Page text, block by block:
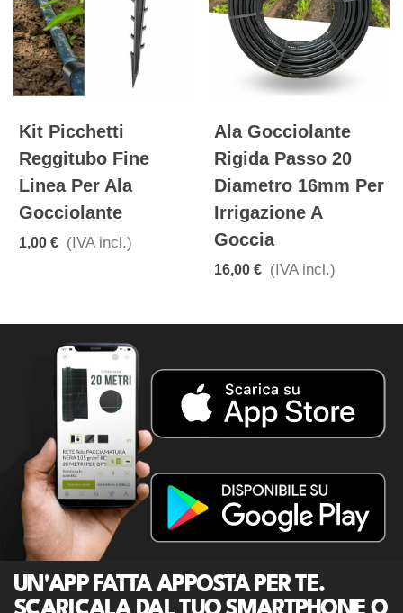
Kit Picchetti
Reggitubo Fine
Linea Per Ala
Gocciolante
1,00 € (IVA incl.)
Ala Gocciolante
Rigida Passo 20
Diametro 16mm Per
Irrigazione A
Goccia
16,00 € (IVA incl.)
UN'APP FATTA APPOSTA PER TE.